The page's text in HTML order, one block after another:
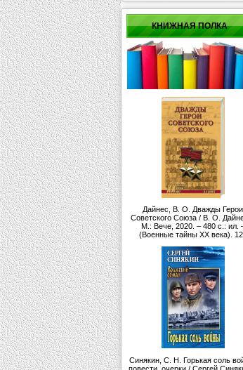
КНИЖНАЯ ПОЛКА
Дайнес, В. О. Дважды Герои
Советского Союза / В. О.
М.: Вече, 2020. – 480 с.: ил.
(Военные тайны ХХ века).
Синякин, С. Н. Горькая соль